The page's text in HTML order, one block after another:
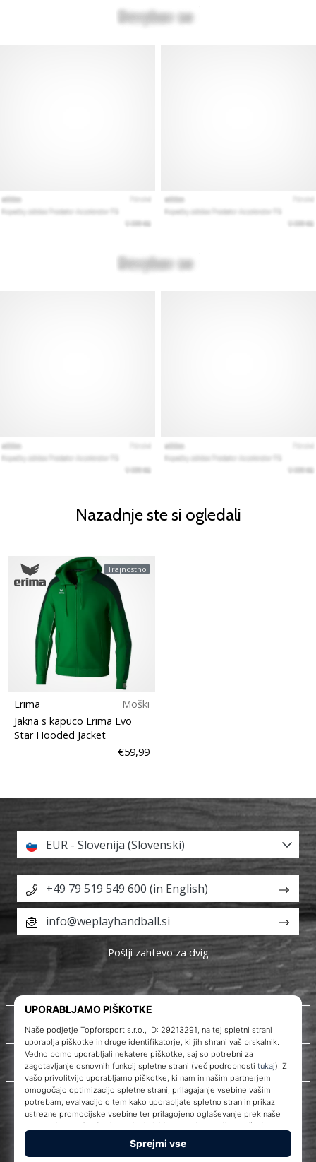
Nazadnje ste si ogledali
Trajnostno
Erima
Moški
Jakna s kapuco Erima Evo
Star Hooded Jacket
€59,99
O nas
Storitve za stranke
EUR - Slovenija (Slovenski)
+49 79 519 549 600 (in English)
info@weplayhandball.si
Pošlji zahtevo za dvig